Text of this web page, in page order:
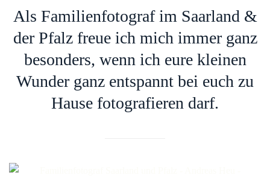
Als Familienfotograf im Saarland &
der Pfalz freue ich mich immer ganz
besonders, wenn ich eure kleinen
Wunder ganz entspannt bei euch zu
Hause fotografieren darf.